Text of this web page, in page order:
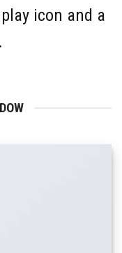
icon and a